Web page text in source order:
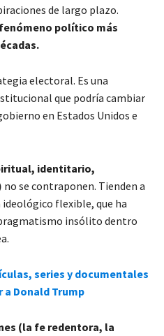
de largo plazo.
político más
electoral. Es una
que podría cambiar
en Estados Unidos e
identitario,
no se contraponen. Tienden a
flexible, que ha
insólito dentro
series y documentales
a Donald Trump
(la fe redentora, la